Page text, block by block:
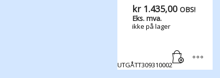
kr1.435,00 OBS!
Eks. mva.
ikke på lager
UTGÅTT309310002